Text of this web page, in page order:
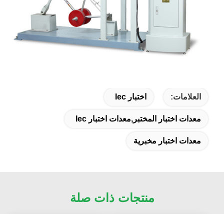
العلامات: اختبار Iec
معدات اختبار المختبر,معدات اختبار Iec
معدات اختبار مخبرية
منتجات ذات صلة